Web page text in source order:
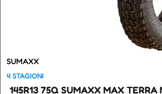
SUMAXX
4 STAGIONI
145R13 75Q SUMAXX MAX TERRA